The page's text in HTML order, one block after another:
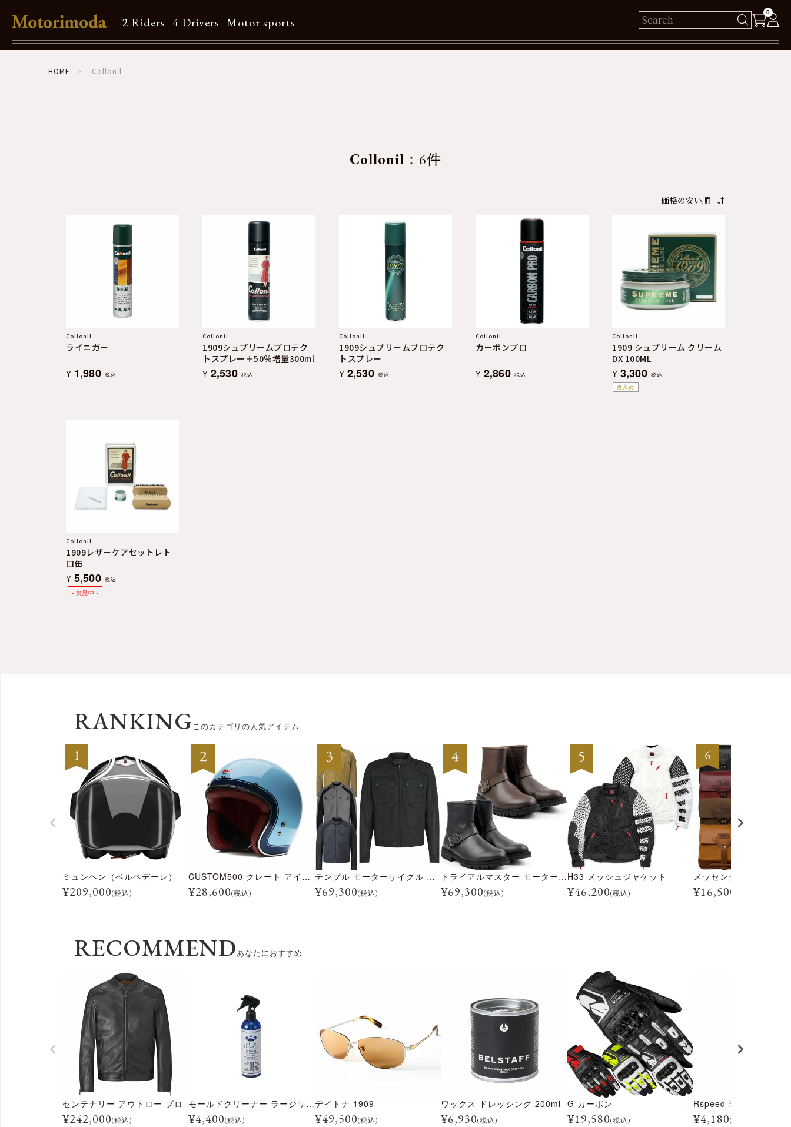
2 Riders 4 Drivers Motor sports
0
Shop Info
HOME Collonil
Collonil ：6件
Collonil
ライニガー
¥ 1,980 税込
Collonil
1909シュプリームプロテク
トスプレー＋50％増量300ml
¥ 2,530 税込
Collonil
1909シュプリームプロテク
トスプレー
¥ 2,530 税込
Collonil
カーボンプロ
¥ 2,860 税込
再入荷
Collonil
1909 シュプリーム クリーム
DX 100ML
¥ 3,300 税込
Collonil
1909レザーケアセットレト
ロ缶
¥ 5,500 税込
RANKINGこのカテゴリの人気アイテム
ミュンヘン（ベルベデーレ）
¥209,000(税込)
CUSTOM500 クレート アイスブルー
¥28,600(税込)
テンプル モーターサイクル ジャケット
¥69,300(税込)
トライアルマスター モーターサイクル ブーツ
¥69,300(税込)
H33 メッシュジャケット
¥46,200(税込)
メッセンジャー バッグ
¥16,500
RECOMMENDあなたにおすすめ
センテナリー アウトロー プロ
¥242,000(税込)
モールドクリーナー ラージサイズ 300ml
¥4,400(税込)
デイトナ 1909
¥49,500(税込)
ワックス ドレッシング 200ml
¥6,930(税込)
G カーボン
¥19,580(税込) ¥4,180(税込)